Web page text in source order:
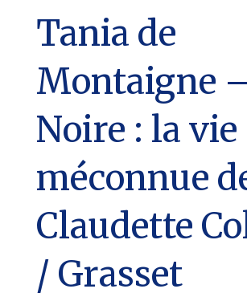
Tania de
Montaigne
Noire : la vie
méconnue
Claudette
/ Grasset